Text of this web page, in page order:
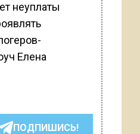
неуплаты
Елена
ПОДПИШИСЬ!